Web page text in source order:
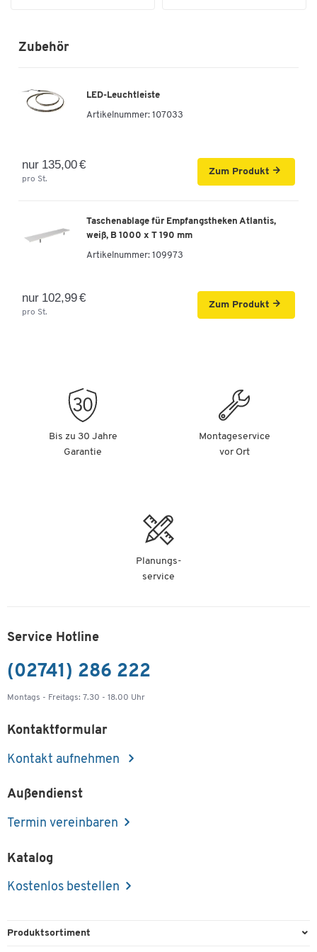
Zubehör
LED-Leuchtleiste
Artikelnummer: 107033
nur 135,00 €
pro St.
Zum Produkt
Taschenablage für Empfangstheken Atlantis,
weiß, B 1000 x T 190 mm
Artikelnummer: 109973
nur 102,99 €
pro St.
Zum Produkt
Bis zu 30 Jahre
Garantie
Montageservice
vor Ort
Planungs-
service
Service Hotline
(02741) 286 222
Montags - Freitags: 7.30 - 18.00 Uhr
Kontaktformular
Kontakt aufnehmen
Außendienst
Termin vereinbaren
Katalog
Kostenlos bestellen
Produktsortiment